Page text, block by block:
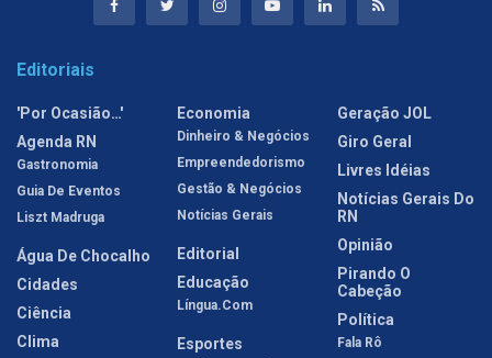
Editoriais
'Por Ocasião…'
Agenda RN
Gastronomia
Guia De Eventos
Liszt Madruga
Água De Chocalho
Cidades
Ciência
Clima
Economia
Dinheiro & Negócios
Empreendedorismo
Gestão & Negócios
Notícias Gerais
Editorial
Educação
Língua.com
Esportes
Geração JOL
Giro Geral
Livres Idéias
Notícias Gerais Do
RN
Opinião
Pirando O
Cabeção
Política
Fala Rô